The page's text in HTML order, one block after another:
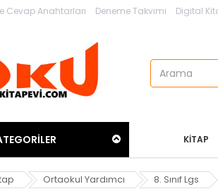
Cevap Anahtarları Deneme Takvimi Digital
KITAP
Ortaokul Yardımcı 8. Sınıf Lgs